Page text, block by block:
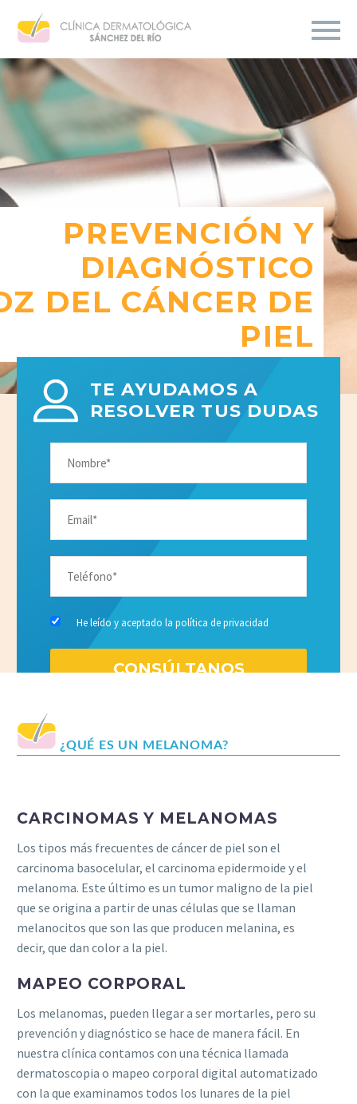
PREVENCIÓN Y
DIAGNÓSTICO
DEL CÁNCER DE
PIEL
TE AYUDAMOS A
RESOLVER TUS DUDAS
He leído y aceptado la política de privacidad
¿QUÉ ES UN MELANOMA?
CARCINOMAS Y MELANOMAS
Los tipos más frecuentes de cáncer de piel son el
carcinoma basocelular, el carcinoma epidermoide y el
melanoma. Este último es un tumor maligno de la piel
que se origina a partir de unas células que se llaman
melanocitos que son las que producen melanina, es
decir, que dan color a la piel.
MAPEO CORPORAL
Los melanomas, pueden llegar a ser mortarles, pero su
prevención y diagnóstico se hace de manera fácil. En
nuestra clínica contamos con una técnica llamada
dermatoscopia o mapeo corporal digital automatizado
con la que examinamos todos los lunares de la piel